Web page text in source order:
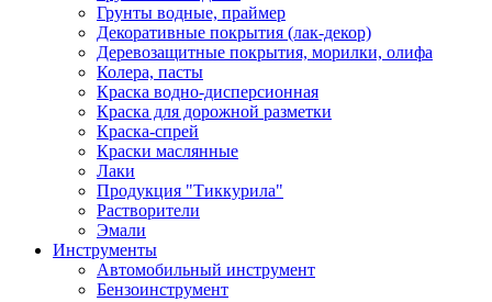
Грунты водные, праймер
Декоративные покрытия (лак-декор)
Деревозащитные покрытия, морилки, олифа
Колера, пасты
Краска водно-дисперсионная
Краска для дорожной разметки
Краска-спрей
Краски маслянные
Лаки
Продукция "Тиккурила"
Растворители
Эмали
Инструменты
Автомобильный инструмент
Бензоинструмент